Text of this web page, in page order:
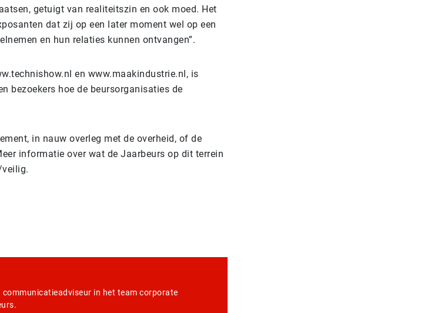
getuigt van realiteitszin en ook moed. Het
dat zij op een later moment wel op een
en hun relaties kunnen ontvangen”.
en www.maakindustrie.nl, is
bezoekers hoe de beursorganisaties de
in nauw overleg met de overheid, of de
informatie over wat de Jaarbeurs op dit terrein
communicatieadviseur in het team corporate